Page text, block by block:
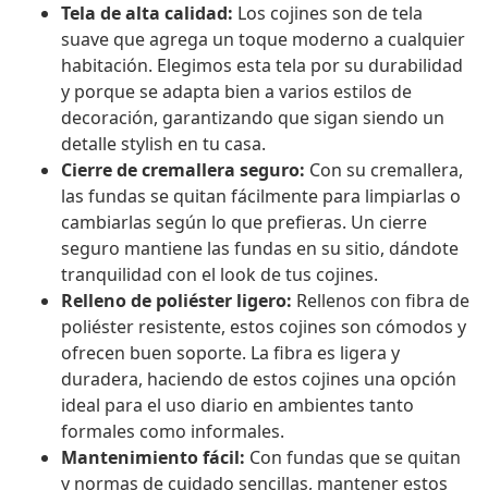
Tela de alta calidad: Los cojines son de tela
suave que agrega un toque moderno a cualquier
habitación. Elegimos esta tela por su durabilidad
y porque se adapta bien a varios estilos de
decoración, garantizando que sigan siendo un
detalle stylish en tu casa.
Cierre de cremallera seguro: Con su cremallera,
las fundas se quitan fácilmente para limpiarlas o
cambiarlas según lo que prefieras. Un cierre
seguro mantiene las fundas en su sitio, dándote
tranquilidad con el look de tus cojines.
Relleno de poliéster ligero: Rellenos con fibra de
poliéster resistente, estos cojines son cómodos y
ofrecen buen soporte. La fibra es ligera y
duradera, haciendo de estos cojines una opción
ideal para el uso diario en ambientes tanto
formales como informales.
Mantenimiento fácil: Con fundas que se quitan
y normas de cuidado sencillas, mantener estos